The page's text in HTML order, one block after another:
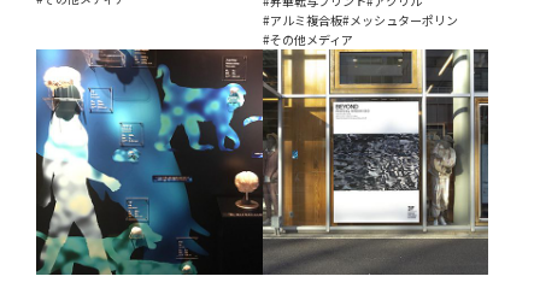
#アルミ複合板#メッシュターポリン
#その他メディア